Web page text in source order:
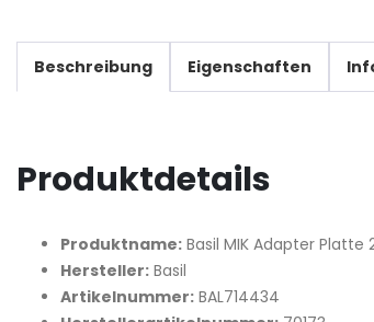
Beschreibung Eigenschaften
Produktdetails
Produktname: Basil MIK Adapter Platte
Hersteller: Basil
Artikelnummer: BAL714434